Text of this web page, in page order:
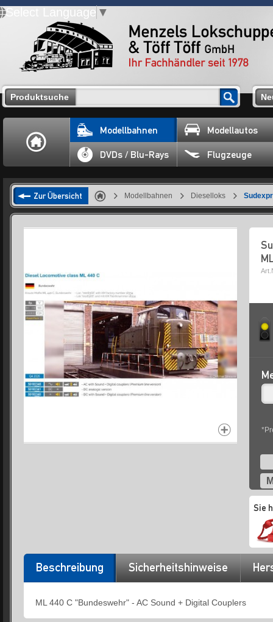
Select Language ▼
Produktsuche
Modellbahnen Modellautos
DVDs / Blu-Rays Flugzeuge
Zur Übersicht Modellbahnen Dieselloks
Sie
Beschreibung Sicherheitshinweise
ML 440 C "Bundeswehr" - AC Sound + Digital Couplers